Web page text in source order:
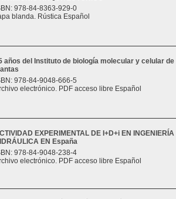
978-84-8363-929-0
blanda. Rústica Español
años del Instituto de biología molecular y celular de
978-84-9048-666-5
electrónico. PDF acceso libre Español
EXPERIMENTAL DE I+D+i EN INGENIERÍA
EN España
978-84-9048-238-4
electrónico. PDF acceso libre Español